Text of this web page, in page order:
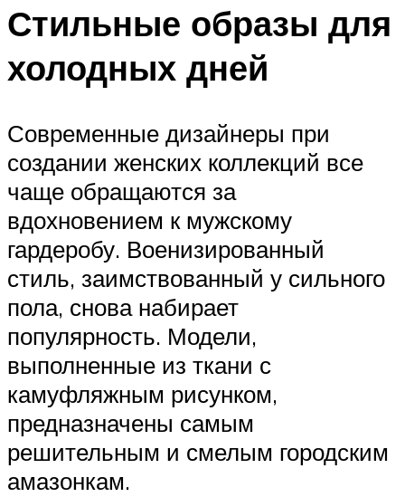
Стильные образы для
холодных дней
Современные дизайнеры при
создании женских коллекций все
чаще обращаются за
вдохновением к мужскому
гардеробу. Военизированный
стиль, заимствованный у сильного
пола, снова набирает
популярность. Модели,
выполненные из ткани с
камуфляжным рисунком,
предназначены самым
решительным и смелым городским
амазонкам.